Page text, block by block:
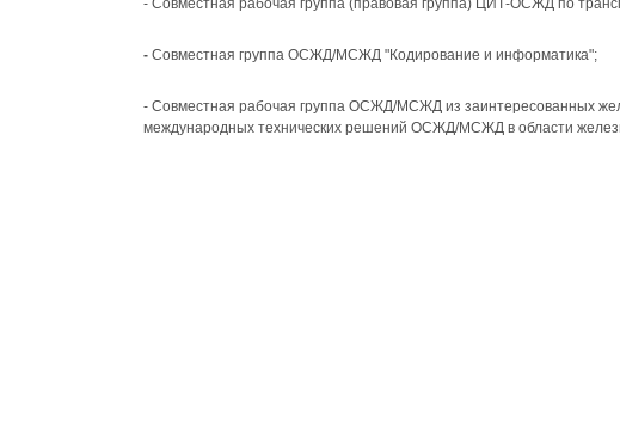
- Совместная рабочая группа (правовая группа) ЦИТ-ОСЖД по
- Совместная группа ОСЖД/МСЖД "Кодирование и информатика";
- Совместная рабочая группа ОСЖД/МСЖД из заинтересованных
международных технических решений ОСЖД/МСЖД в области